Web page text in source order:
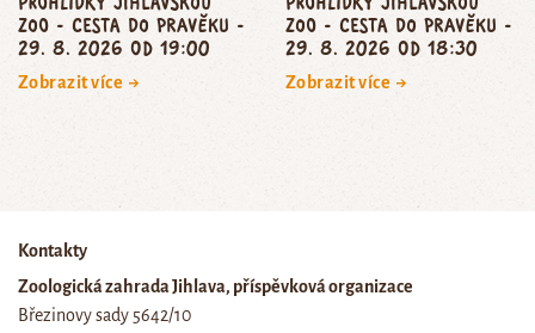
zoo - CESTA DO PRAVĚKU -
29. 8. 2026 od 19:00
Zobrazit více →
zoo - CESTA DO PRAVĚKU -
29. 8. 2026 od 18:30
Zobrazit více →
Kontakty
Zoologická zahrada Jihlava, příspěvková organizace
Březinovy sady 5642/10